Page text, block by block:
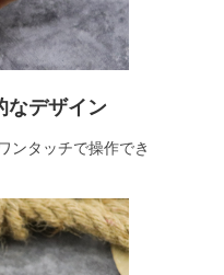
なデザイン
ンタッチで操作でき